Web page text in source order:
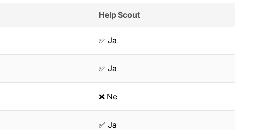
Help Scout
✅ Ja
✅ Ja
❌ Nei
✅ Ja